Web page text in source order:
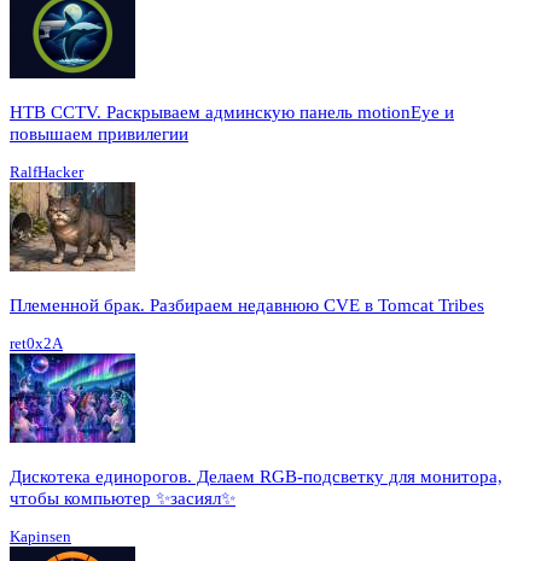
HTB CCTV. Раскрываем админскую панель motionEye и
повышаем привилегии
RalfHacker
Племенной брак. Разбираем недавнюю CVE в Tomcat Tribes
ret0x2A
Дискотека единорогов. Делаем RGB-подсветку для монитора,
чтобы компьютер ✨засиял✨
Kapinsen